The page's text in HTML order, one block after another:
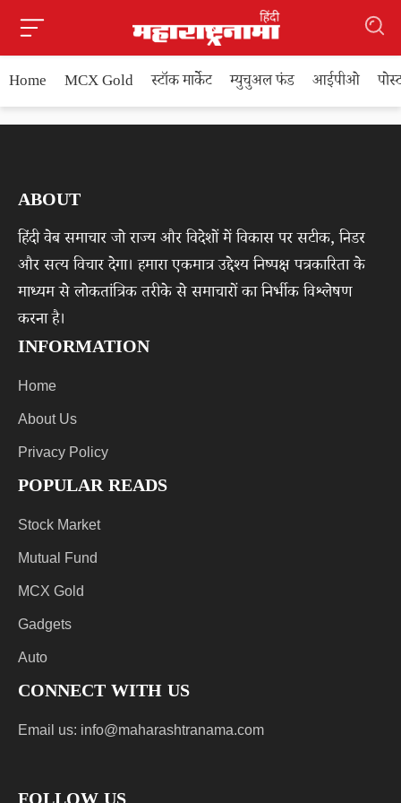
Home MCX Gold स्टॉक मार्केट म्युचुअल फंड आईपीओ
ABOUT
हिंदी वेब समाचार जो राज्य और विदेशों में विकास पर सटीक, निडर
और सत्य विचार देगा। हमारा एकमात्र उद्देश्य निष्पक्ष पत्रकारिता के
माध्यम से लोकतांत्रिक तरीके से समाचारों का निर्भीक विश्लेषण
करना है।
INFORMATION
Home
About Us
Privacy Policy
POPULAR READS
Stock Market
Mutual Fund
MCX Gold
Gadgets
Auto
CONNECT WITH US
Email us: info@maharashtranama.com